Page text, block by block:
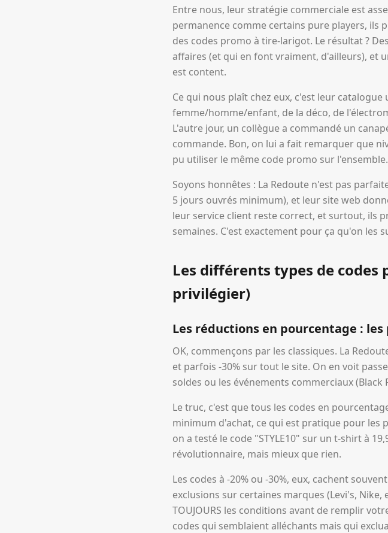
Entre nous, leur stratégie commerciale est
permanence comme certains pure players,
des codes promo à tire-larigot. Le résultat ?
affaires (et qui en font vraiment, d'ailleurs), et
est content.
Ce qui nous plaît chez eux, c'est leur
femme/homme/enfant, de la déco, de
L'autre jour, un collègue a commandé un
commande. Bon, on lui a fait remarquer que
pu utiliser le même code promo sur l'ensemble.
Soyons honnêtes : La Redoute n'est pas
5 jours ouvrés minimum), et leur site web
leur service client reste correct, et surtout, ils
semaines. C'est exactement pour ça qu'on les
Les différents types de codes
privilégier)
Les réductions en pourcentage :
OK, commençons par les classiques. La
et parfois -30% sur tout le site. On en voit
soldes ou les événements commerciaux (Black
Le truc, c'est que tous les codes en
minimum d'achat, ce qui est pratique pour les
on a testé le code "STYLE10" sur un t-shirt à
révolutionnaire, mais mieux que rien.
Les codes à -20% ou -30%, eux, cachent
exclusions sur certaines marques (Levi's, Nike,
TOUJOURS les conditions avant de remplir
codes qui semblaient alléchants mais qui